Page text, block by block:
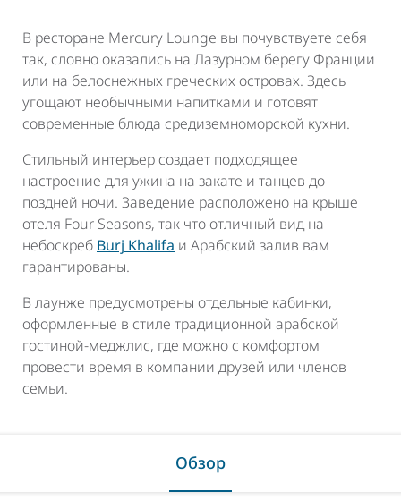
В ресторане Mercury Lounge вы почувствуете себя
так, словно оказались на Лазурном берегу Франции
или на белоснежных греческих островах. Здесь
угощают необычными напитками и готовят
современные блюда средиземноморской кухни.
Стильный интерьер создает подходящее
настроение для ужина на закате и танцев до
поздней ночи. Заведение расположено на крыше
отеля Four Seasons, так что отличный вид на
небоскреб Burj Khalifa и Арабский залив вам
гарантированы.
В лаунже предусмотрены отдельные кабинки,
оформленные в стиле традиционной арабской
гостиной-меджлис, где можно с комфортом
провести время в компании друзей или членов
семьи.
Обзор